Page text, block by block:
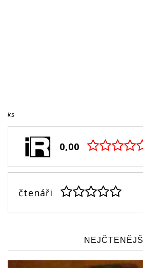
ks
0,00
čtenáři
NEJČTENĚJŠÍ